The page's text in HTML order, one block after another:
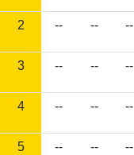
2 -- -- --
3 -- -- --
4 -- -- --
5 -- -- --